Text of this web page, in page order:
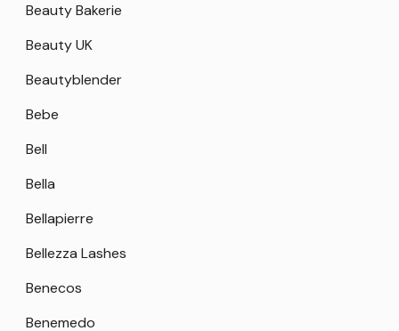
Beauty Bakerie
Beauty UK
Beautyblender
Bebe
Bell
Bella
Bellapierre
Bellezza Lashes
Benecos
Benemedo